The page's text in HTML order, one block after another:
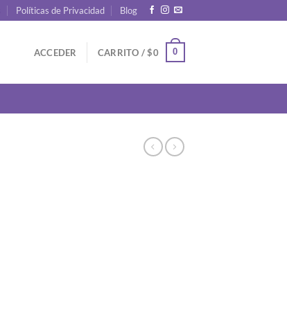
Políticas de Privacidad Blog
ACCEDER CARRITO /$0 0